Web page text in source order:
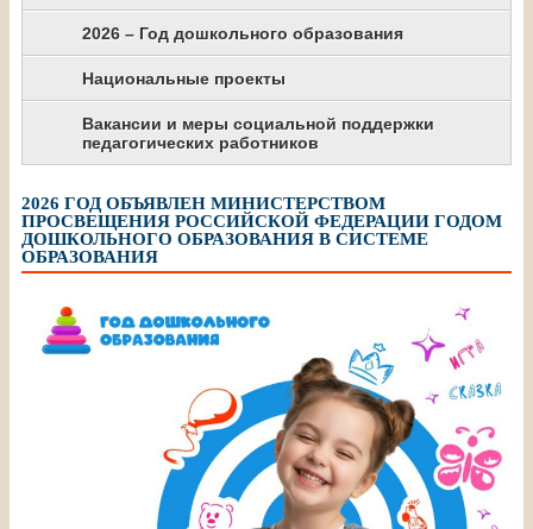
2026 – Год дошкольного образования
Национальные проекты
Вакансии и меры социальной поддержки
педагогических работников
2026 ГОД ОБЪЯВЛЕН МИНИСТЕРСТВОМ
ПРОСВЕЩЕНИЯ РОССИЙСКОЙ ФЕДЕРАЦИИ ГОДОМ
ДОШКОЛЬНОГО ОБРАЗОВАНИЯ В СИСТЕМЕ
ОБРАЗОВАНИЯ